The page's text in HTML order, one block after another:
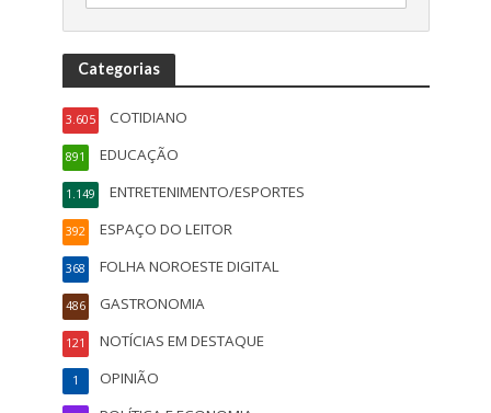
Categorias
COTIDIANO
3.605
EDUCAÇÃO
891
ENTRETENIMENTO/ESPORTES
1.149
ESPAÇO DO LEITOR
392
FOLHA NOROESTE DIGITAL
368
GASTRONOMIA
486
NOTÍCIAS EM DESTAQUE
121
OPINIÃO
1